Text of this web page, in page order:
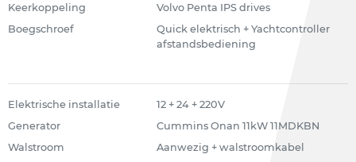
Keerkoppeling
Volvo Penta IPS drives
Boegschroef
Quick elektrisch + Yachtcontroller
afstandsbediening
Elektrische installatie
12 + 24 + 220V
Generator
Cummins Onan 11kW 11MDKBN
Walstroom
Aanwezig + walstroomkabel